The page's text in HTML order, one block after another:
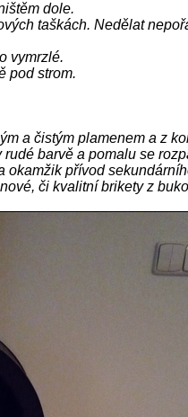
dole.
taškách. Nedělat
vymrzlé.
pod strom.
a čistým plamenem a z
barvě a pomalu se
přívod
či kvalitní brikety z